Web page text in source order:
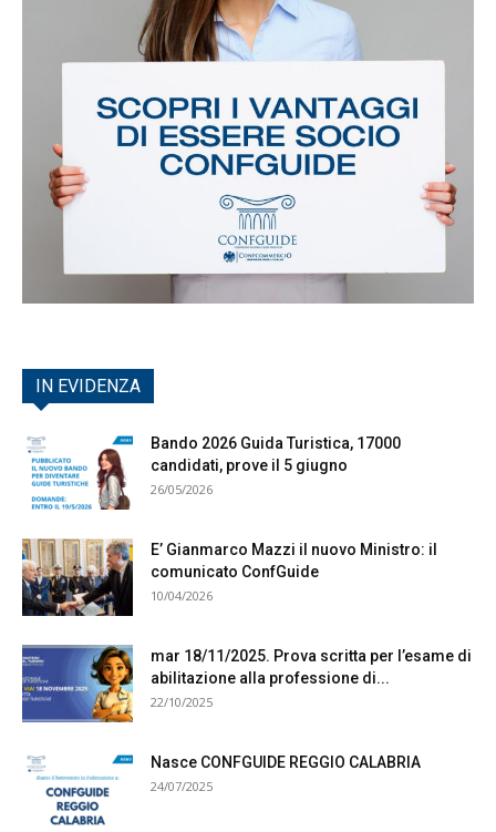
IN EVIDENZA
Bando 2026 Guida Turistica, 17000
candidati, prove il 5 giugno
26/05/2026
E’ Gianmarco Mazzi il nuovo Ministro: il
comunicato ConfGuide
10/04/2026
mar 18/11/2025. Prova scritta per l’esame di
abilitazione alla professione di...
22/10/2025
Nasce CONFGUIDE REGGIO CALABRIA
24/07/2025